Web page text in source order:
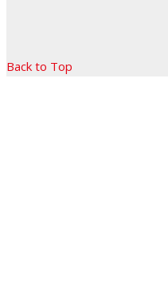
Back to Top